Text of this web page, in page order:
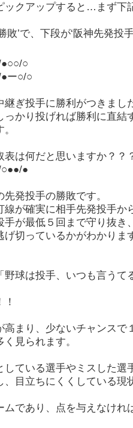
ックアップすると…まず下
敗’で、下段が‘阪神先発投
○
ー○/○
継ぎ投手に勝利がつきまし
っかり投げれば勝利に直結
表は何だと思いますか？？
●
発投手の勝敗です。
が確実に相手先発投手か
手が最低５回まで守り抜き
げ切っているかがわかりま
野球は投手、いつも言うて
高まり、少ないチャンスで
見られます。
している選手やミスした選
、目立ちにくくしている
ムであり、点を与えなけれ